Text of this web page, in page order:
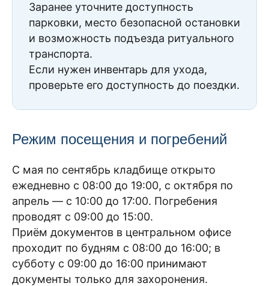
Заранее уточните доступность
парковки, место безопасной остановки
и возможность подъезда ритуального
транспорта.
Если нужен инвентарь для ухода,
проверьте его доступность до поездки.
Режим посещения и погребений
С мая по сентябрь кладбище открыто
ежедневно с 08:00 до 19:00, с октября по
апрель — с 10:00 до 17:00. Погребения
проводят с 09:00 до 15:00.
Приём документов в центральном офисе
проходит по будням с 08:00 до 16:00; в
субботу с 09:00 до 16:00 принимают
документы только для захоронения.